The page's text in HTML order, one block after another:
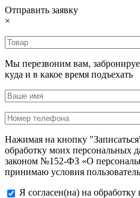
Отправить заявку
×
Мы перезвоним вам,
куда и в какое время подъехать
Нажимая на кнопку
обработку моих персональных
законом №152-ФЗ «О
принимаю условия
Я согласен(на) на